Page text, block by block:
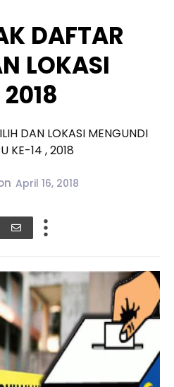
DAFTAR
LOKASI
DAN LOKASI MENGUNDI
KE-14 , 2018
April 16, 2018